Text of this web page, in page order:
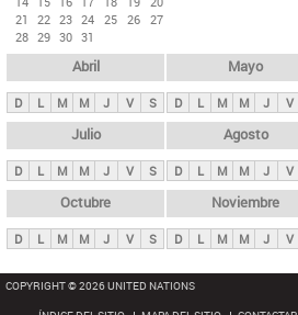
n
i
p
a
l
s
21
22 23 24 25 26 27
28 29 30 31
Abril
D L M M J V S
Mayo
D L M M J V
Julio
D L M M J V S
Agosto
D L M M J V
Octubre
D L M M J V S
Noviembre
D L M M J V
COPYRIGHT © 2026 UNITED NATIONS